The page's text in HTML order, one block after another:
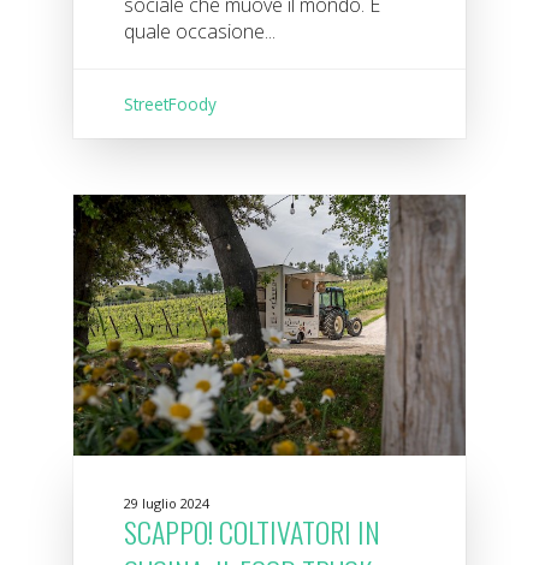
quale occasione...
StreetFoody
29 luglio 2024
SCAPPO! COLTIVATORI IN